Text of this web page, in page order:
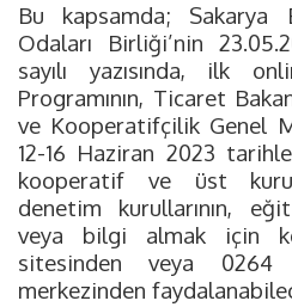
Bu kapsamda; Sakarya
Odaları Birliği’nin
sayılı yazısında, ilk
Programının, Ticaret
ve Kooperatifçilik Genel
12-16 Haziran 2023
kooperatif ve üst
denetim kurullarının,
veya bilgi almak için
sitesinden veya
merkezinden